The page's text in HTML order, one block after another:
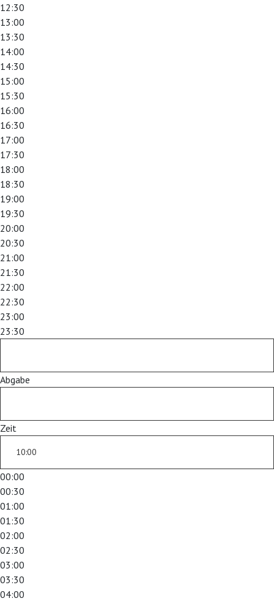
12:30
13:00
13:30
14:00
14:30
15:00
15:30
16:00
16:30
17:00
17:30
18:00
18:30
19:00
19:30
20:00
20:30
21:00
21:30
22:00
22:30
23:00
23:30
Abgabe
Zeit
00:00
00:30
01:00
01:30
02:00
02:30
03:00
03:30
04:00